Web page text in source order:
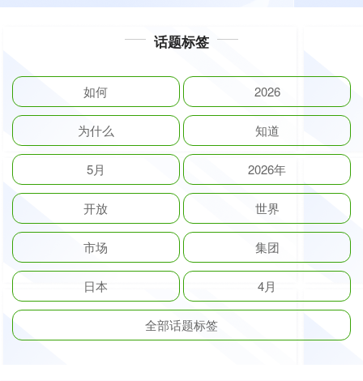
话题标签
如何 2026
为什么 知道
5月 2026年
开放 世界
市场 集团
日本 4月
全部话题标签